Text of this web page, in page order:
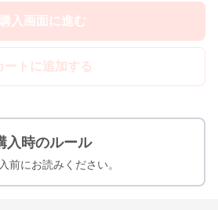
購入画面に進む
ートに追加する
入時のルール
前にお読みください。